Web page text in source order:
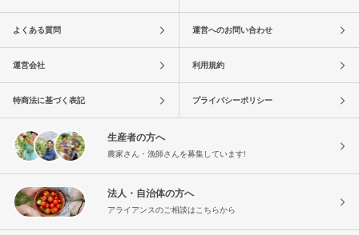
よくある質問 運営へのお問い合わせ
運営会社 利用規約
特商法に基づく表記 プライバシーポリシー
生産者の方へ
農家さん・漁師さんを募集しています!
法人・自治体の方へ
アライアンスのご相談はこちらから